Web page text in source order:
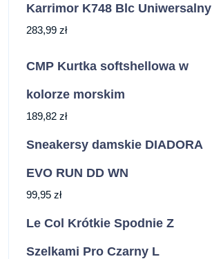
Karrimor K748 Blc Uniwersalny
283,99 zł
CMP Kurtka softshellowa w
kolorze morskim
189,82 zł
Sneakersy damskie DIADORA
EVO RUN DD WN
99,95 zł
Le Col Krótkie Spodnie Z
Szelkami Pro Czarny L